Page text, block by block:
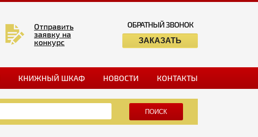
Отправить
заявку на
конкурс
ОБРАТНЫЙ ЗВОНОК
ЗАКАЗАТЬ
КНИЖНЫЙ ШКАФ НОВОСТИ КОНТАКТЫ
ПОИСК